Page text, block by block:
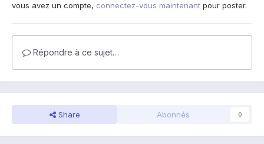
vous avez un compte, connectez-vous maintenant pour poster.
Répondre à ce sujet…
Share Abonnés 0